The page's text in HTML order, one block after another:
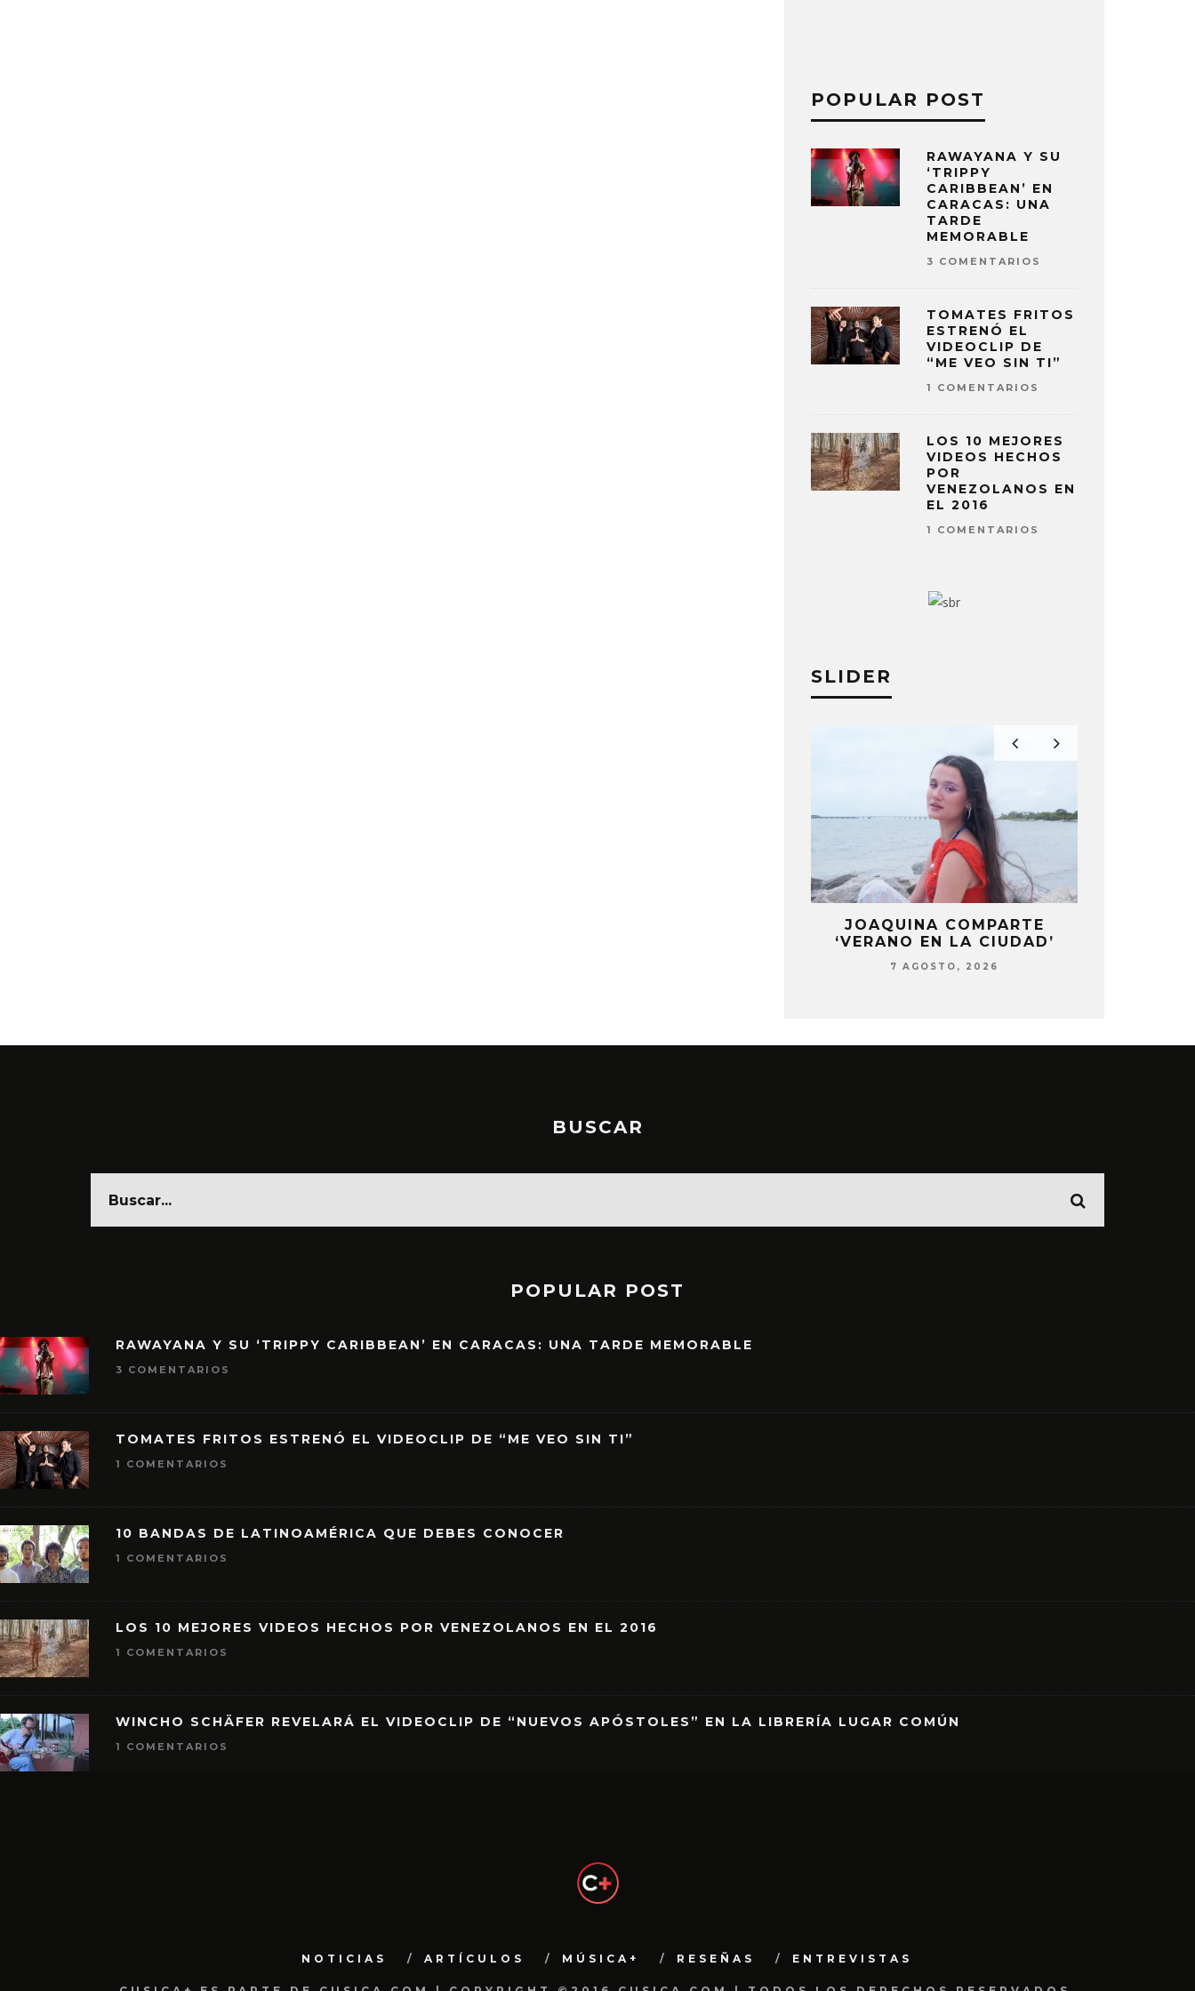
POPULAR POST
RAWAYANA Y SU
‘TRIPPY
CARIBBEAN’ EN
CARACAS: UNA
TARDE
MEMORABLE
3 COMENTARIOS
TOMATES FRITOS
ESTRENÓ EL
VIDEOCLIP DE
“ME VEO SIN TI”
1 COMENTARIOS
LOS 10 MEJORES
VIDEOS HECHOS
POR
VENEZOLANOS EN
EL 2016
1 COMENTARIOS
SLIDER
JOAQUINA COMPARTE
‘VERANO EN LA CIUDAD’
7 AGOSTO, 2026
BUSCAR
POPULAR POST
RAWAYANA Y SU ‘TRIPPY CARIBBEAN’ EN CARACAS: UNA TARDE MEMORABLE
3 COMENTARIOS
TOMATES FRITOS ESTRENÓ EL VIDEOCLIP DE “ME VEO SIN TI”
1 COMENTARIOS
10 BANDAS DE LATINOAMÉRICA QUE DEBES CONOCER
1 COMENTARIOS
LOS 10 MEJORES VIDEOS HECHOS POR VENEZOLANOS EN EL 2016
1 COMENTARIOS
WINCHO SCHÄFER REVELARÁ EL VIDEOCLIP DE “NUEVOS APÓSTOLES” EN LA LIBRERÍA LUGAR COMÚN
1 COMENTARIOS
NOTICIAS ARTÍCULOS MÚSICA+ RESEÑAS ENTREVISTAS